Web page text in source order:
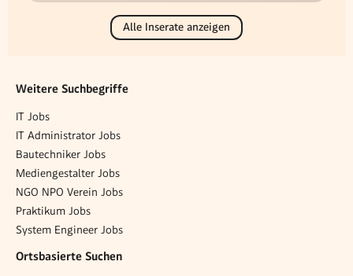
Alle Inserate anzeigen
Weitere Suchbegriffe
IT Jobs
IT Administrator Jobs
Bautechniker Jobs
Mediengestalter Jobs
NGO NPO Verein Jobs
Praktikum Jobs
System Engineer Jobs
Ortsbasierte Suchen